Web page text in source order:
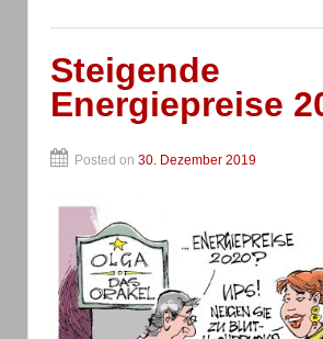
Steigende
Energiepreise
Posted on 30. Dezember 2019